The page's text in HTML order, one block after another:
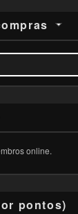
online.
pontos)